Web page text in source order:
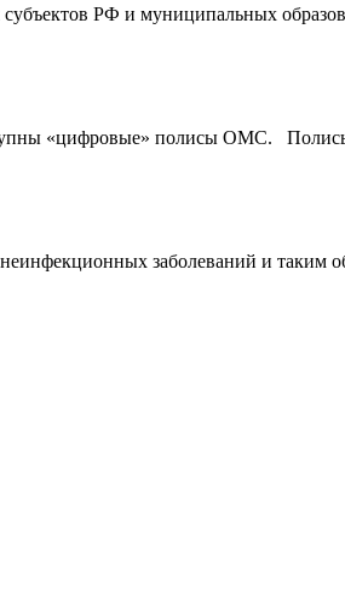
РФ и муниципальных
«цифровые» полисы ОМС.
заболеваний и таким